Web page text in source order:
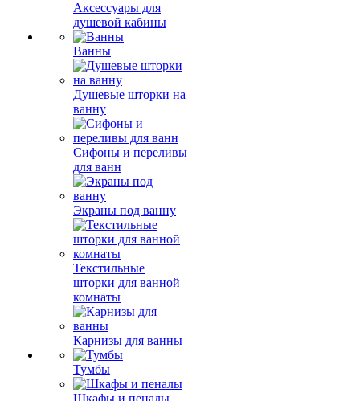
Аксессуары для
душевой кабины
Ванны
Душевые шторки на
ванну
Сифоны и переливы
для ванн
Экраны под ванну
Текстильные
шторки для ванной
комнаты
Карнизы для ванны
Тумбы
Шкафы и пеналы